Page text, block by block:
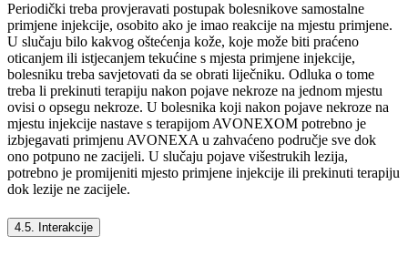
Periodički treba provjeravati postupak bolesnikove samostalne
primjene injekcije, osobito ako je imao reakcije na mjestu primjene.
U slučaju bilo kakvog oštećenja kože, koje može biti praćeno
oticanjem ili istjecanjem tekućine s mjesta primjene injekcije,
bolesniku treba savjetovati da se obrati liječniku. Odluka o tome
treba li prekinuti terapiju nakon pojave nekroze na jednom mjestu
ovisi o opsegu nekroze. U bolesnika koji nakon pojave nekroze na
mjestu injekcije nastave s terapijom AVONEXOM potrebno je
izbjegavati primjenu AVONEXA u zahvaćeno područje sve dok
ono potpuno ne zacijeli. U slučaju pojave višestrukih lezija,
potrebno je promijeniti mjesto primjene injekcije ili prekinuti terapiju
dok lezije ne zacijele.
4.5. Interakcije